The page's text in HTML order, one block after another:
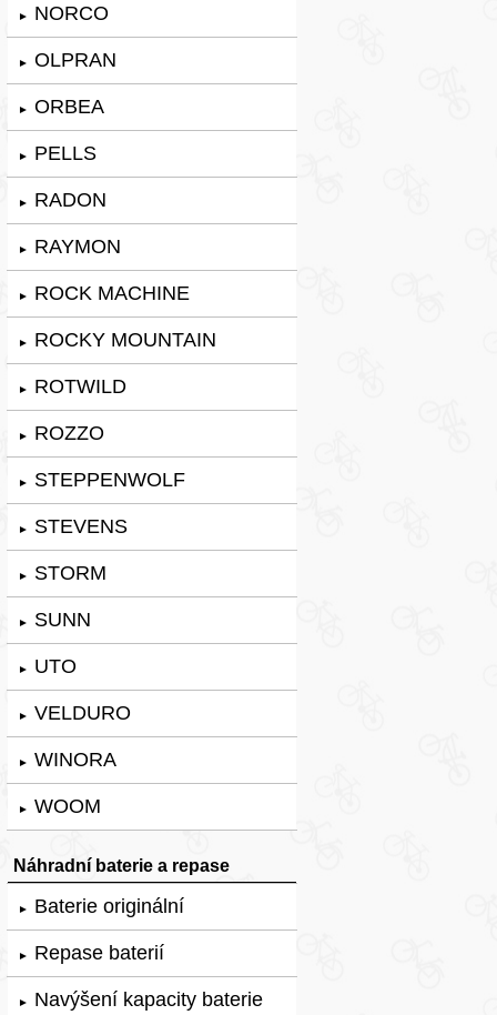
► NORCO
► OLPRAN
► ORBEA
► PELLS
► RADON
► RAYMON
► ROCK MACHINE
► ROCKY MOUNTAIN
► ROTWILD
► ROZZO
► STEPPENWOLF
► STEVENS
► STORM
► SUNN
► UTO
► VELDURO
► WINORA
► WOOM
Náhradní baterie a repase
► Baterie originální
► Repase baterií
► Navýšení kapacity baterie